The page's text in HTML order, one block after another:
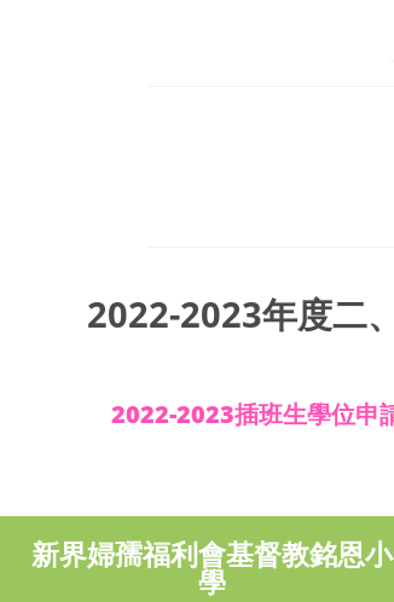
2022-2023年度二
2022-2023插班生學位申
新界婦孺福利會基督教銘恩小
學